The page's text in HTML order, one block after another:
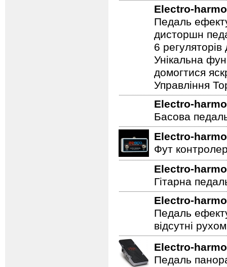
Electro-
Педаль
дисторшн
6
Унікальна
домогтися
Управління
Electro-
Басова
Electro-
Фут
Electro-
Гітарна
Electro-
Педаль
відсутні
Electro-
Педаль